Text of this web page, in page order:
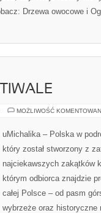
Drzewa owocowe i
MOŻLIWOŚĆ
uMichalika – Polska w
który został stworzony z
najciekawszych zakątków
którym odbiorca znajdzie
całej Polsce – od pasm
wybrzeże oraz